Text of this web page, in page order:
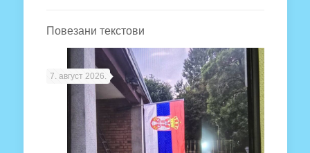
Повезани текстови
7. август 2026.